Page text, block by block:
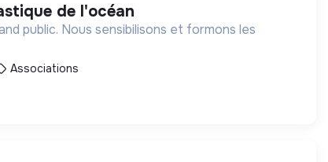
de l'océan
public. Nous sensibilisons et formons les
Associations